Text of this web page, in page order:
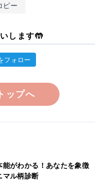
ピー
します🤲
フォロー
ップへ
能がわかる！あなたを象徴
マル柄診断